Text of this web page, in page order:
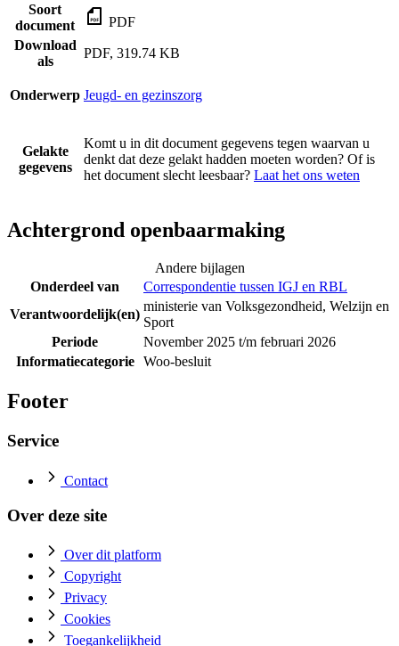
Soort
document
PDF
Download
als
PDF, 319.74 KB
Onderwerp Jeugd- en gezinszorg
Gelakte
gegevens
Komt u in dit document gegevens tegen waarvan u
denkt dat deze gelakt hadden moeten worden? Of is
het document slecht leesbaar? Laat het ons weten
Achtergrond openbaarmaking
Andere bijlagen
Onderdeel van
Correspondentie tussen IGJ en RBL
Verantwoordelijk(en)
ministerie van Volksgezondheid, Welzijn en
Sport
Periode
November 2025 t/m februari 2026
Informatiecategorie
Woo-besluit
Footer
Service
Contact
Over deze site
Over dit platform
Copyright
Privacy
Cookies
Toegankelijkheid